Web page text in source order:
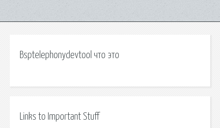
Bsptelephonydevtool что это
Links to Important Stuff